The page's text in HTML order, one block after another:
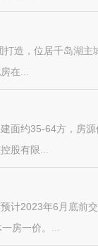
打造，位居千岛湖
在...
面约35-64方，房
股有限...
计2023年6月底前
房一价。...